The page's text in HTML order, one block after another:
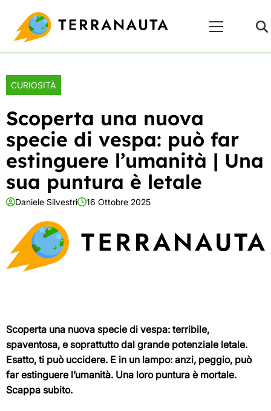
content
Principale
CURIOSITÀ
Scoperta una nuova
specie di vespa: può far
estinguere l’umanità | Una
sua puntura è letale
Daniele Silvestri 16 Ottobre 2025
Scoperta una nuova specie di vespa: terribile,
spaventosa, e soprattutto dal grande potenziale letale.
Esatto, ti può uccidere. E in un lampo: anzi, peggio, può
far estinguere l’umanità. Una loro puntura è mortale.
Scappa subito.